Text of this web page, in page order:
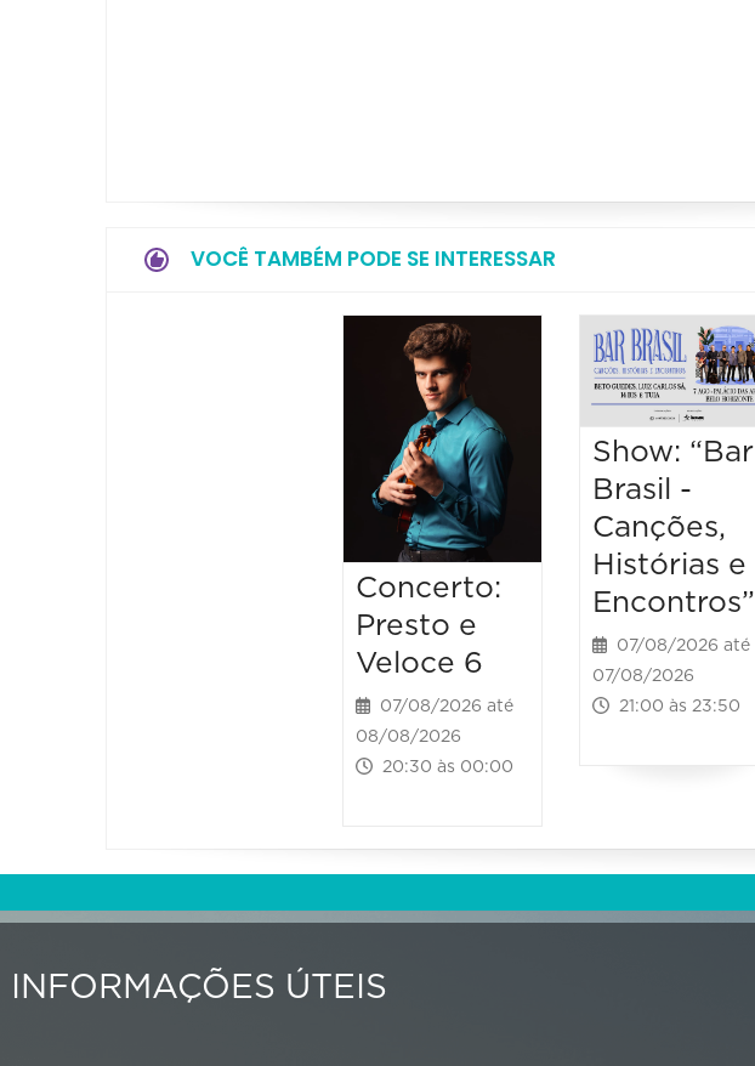
VOCÊ TAMBÉM PODE SE INTERESSAR
Concerto:
Presto e
Veloce 6
07/08/2026 até
08/08/2026
20:30 às 00:00
Show: “Bar
Brasil -
Canções,
Histórias e
Encontros”
07/08/2026 até
07/08/2026
21:00 às 23:50
INFORMAÇÕES ÚTEIS